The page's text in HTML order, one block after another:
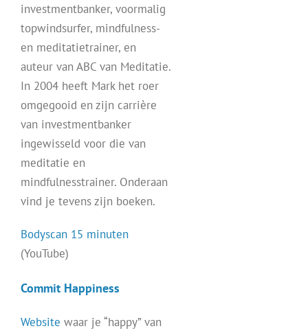
investmentbanker, voormalig
topwindsurfer, mindfulness-
en meditatietrainer, en
auteur van ABC van Meditatie.
In 2004 heeft Mark het roer
omgegooid en zijn carrière
van investmentbanker
ingewisseld voor die van
meditatie en
mindfulnesstrainer. Onderaan
vind je tevens zijn boeken.
Bodyscan 15 minuten
(YouTube)
Commit Happiness
Website waar je “happy” van